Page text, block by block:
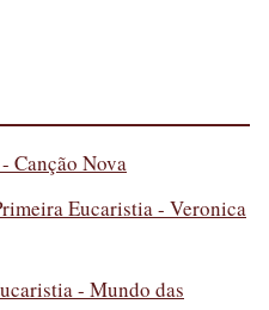
Canção Nova
Eucaristia - Veronica
- Mundo das